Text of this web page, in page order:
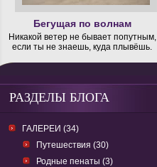
Бегущая по волнам
Никакой ветер не бывает попутным,
если ты не знаешь, куда плывёшь.
РАЗДЕЛЫ БЛОГА
ГАЛЕРЕИ (34)
Путешествия (30)
Родные пенаты (3)